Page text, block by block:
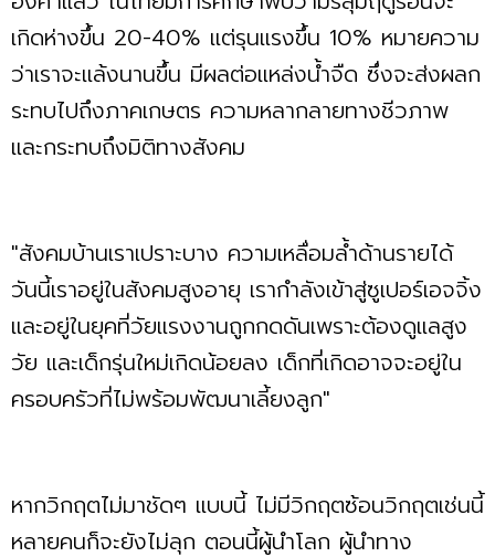
เกิดห่างขึ้น 20-40% แต่รุนแรงขึ้น 10% หมายความ
ว่าเราจะแล้งนานขึ้น มีผลต่อแหล่งน้ำจืด ซึ่งจะส่งผลก
ระทบไปถึงภาคเกษตร ความหลากลายทางชีวภาพ
และกระทบถึงมิติทางสังคม
"สังคมบ้านเราเปราะบาง ความเหลื่อมล้ำด้านรายได้
วันนี้เราอยู่ในสังคมสูงอายุ เรากำลังเข้าสู่ซูเปอร์เอจจิ้ง
และอยู่ในยุคที่วัยแรงงานถูกกดดันเพราะต้องดูแลสูง
วัย และเด็กรุ่นใหม่เกิดน้อยลง เด็กที่เกิดอาจจะอยู่ใน
ครอบครัวที่ไม่พร้อมพัฒนาเลี้ยงลูก"
หากวิกฤตไม่มาชัดๆ แบบนี้ ไม่มีวิกฤตซ้อนวิกฤตเช่นนี้
หลายคนก็จะยังไม่ลุก ตอนนี้ผู้นำโลก ผู้นำทาง